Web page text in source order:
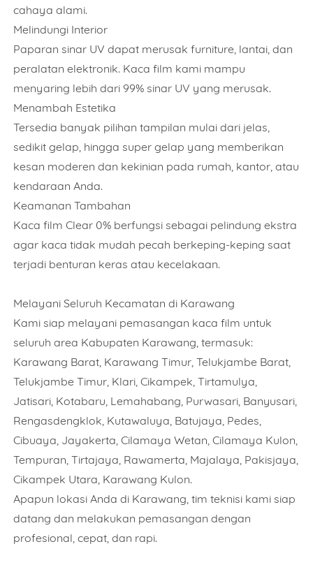
cahaya alami.
Melindungi Interior
Paparan sinar UV dapat merusak furniture, lantai, dan
peralatan elektronik. Kaca film kami mampu
menyaring lebih dari 99% sinar UV yang merusak.
Menambah Estetika
Tersedia banyak pilihan tampilan mulai dari jelas,
sedikit gelap, hingga super gelap yang memberikan
kesan moderen dan kekinian pada rumah, kantor, atau
kendaraan Anda.
Keamanan Tambahan
Kaca film Clear 0% berfungsi sebagai pelindung ekstra
agar kaca tidak mudah pecah berkeping-keping saat
terjadi benturan keras atau kecelakaan.
Melayani Seluruh Kecamatan di Karawang
Kami siap melayani pemasangan kaca film untuk
seluruh area Kabupaten Karawang, termasuk:
Karawang Barat, Karawang Timur, Telukjambe Barat,
Telukjambe Timur, Klari, Cikampek, Tirtamulya,
Jatisari, Kotabaru, Lemahabang, Purwasari, Banyusari,
Rengasdengklok, Kutawaluya, Batujaya, Pedes,
Cibuaya, Jayakerta, Cilamaya Wetan, Cilamaya Kulon,
Tempuran, Tirtajaya, Rawamerta, Majalaya, Pakisjaya,
Cikampek Utara, Karawang Kulon.
Apapun lokasi Anda di Karawang, tim teknisi kami siap
datang dan melakukan pemasangan dengan
profesional, cepat, dan rapi.